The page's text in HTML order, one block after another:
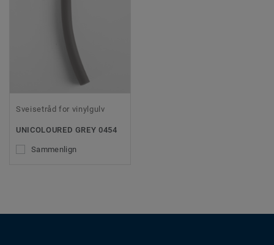
Sveisetråd for vinylgulv
UNICOLOURED GREY 0454
Sammenlign